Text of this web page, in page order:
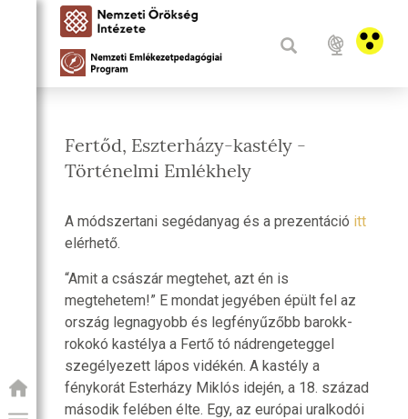
Fertőd, Eszterházy-kastély -
Történelmi Emlékhely
A módszertani segédanyag és a prezentáció itt
elérhető.
“Amit a császár megtehet, azt én is
megtehetem!” E mondat jegyében épült fel az
ország legnagyobb és legfényűzőbb barokk-
rokokó kastélya a Fertő tó nádrengeteggel
szegélyezett lápos vidékén. A kastély a
fénykorát Esterházy Miklós idején, a 18. század
második felében élte. Egy, az európai uralkodói